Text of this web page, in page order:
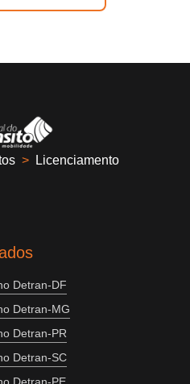
>
Licenciamento
Detran-DF
Detran-MG
Detran-PR
Detran-SC